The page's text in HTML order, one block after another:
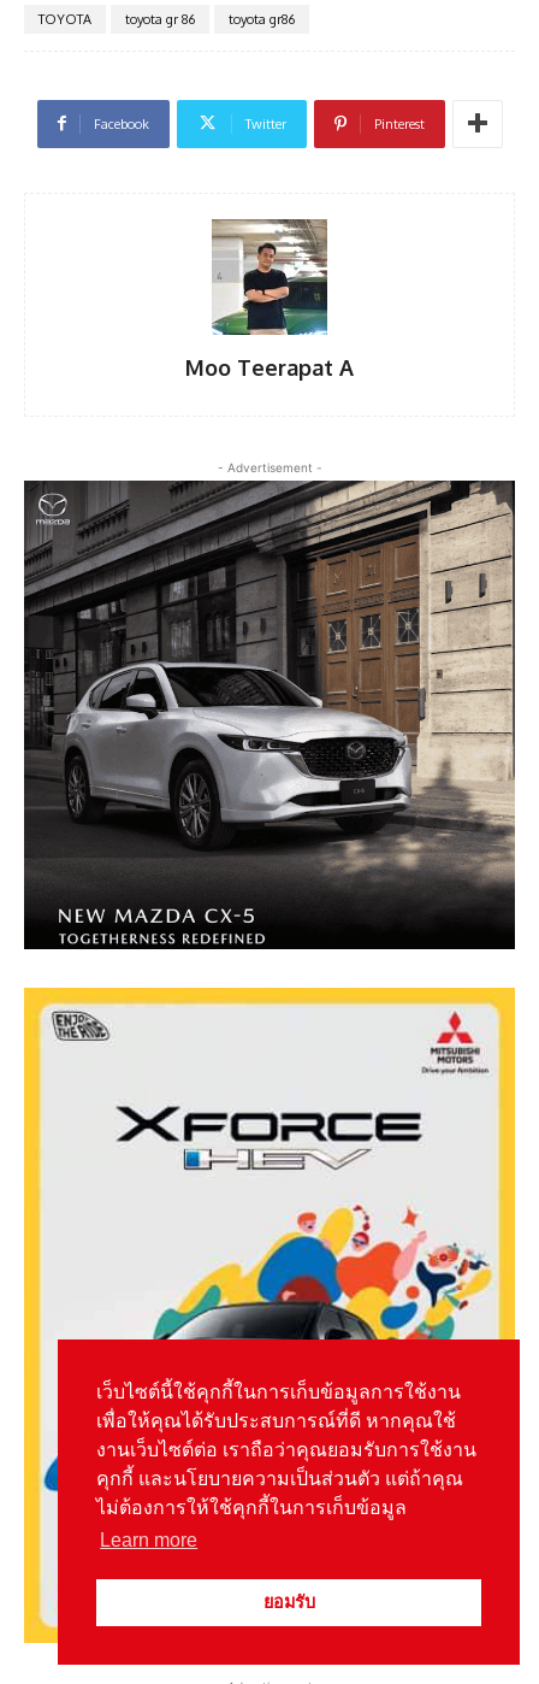
TOYOTA
toyota gr 86 toyota gr86
Facebook Twitter Pinterest
Moo Teerapat A
- Advertisement -
เว็บไซต์นี้ใช้คุกกี้ในการเก็บข้อมูลการใช้งาน
เพื่อให้คุณได้รับประสบการณ์ที่ดี หากคุณใช้
งานเว็บไซต์ต่อ เราถือว่าคุณยอมรับการใช้งาน
คุกกี้ และนโยบายความเป็นส่วนตัว แต่ถ้าคุณ
ไม่ต้องการให้ใช้คุกกี้ในการเก็บข้อมูล
Learn more
ยอมรับ